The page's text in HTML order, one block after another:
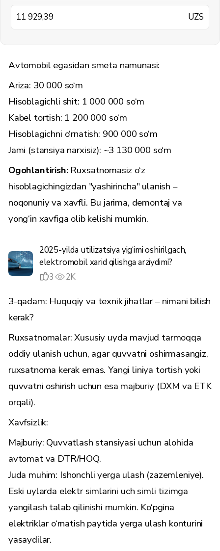
UZS
Avtomobil egasidan smeta namunasi:
Ariza: 30 000 so‘m
Hisoblagichli shit: 1 000 000 so‘m
Kabel tortish: 1 200 000 so‘m
Hisoblagichni o‘rnatish: 900 000 so‘m
Jami (stansiya narxisiz): ~3 130 000 so‘m
Ogohlantirish: Ruxsatnomasiz o‘z
hisoblagichingizdan "yashirincha" ulanish –
noqonuniy va xavfli. Bu jarima, demontaj va
yong‘in xavfiga olib kelishi mumkin.
2025-yilda utilizatsiya yig‘imi oshirilgach,
elektromobil xarid qilishga arziydimi?
3
2K
3-qadam: Huquqiy va texnik jihatlar – nimani bilish
kerak?
Ruxsatnomalar: Xususiy uyda mavjud tarmoqqa
oddiy ulanish uchun, agar quvvatni oshirmasangiz,
ruxsatnoma kerak emas. Yangi liniya tortish yoki
quvvatni oshirish uchun esa majburiy (DXM va ETK
orqali).
Xavfsizlik:
Majburiy: Quvvatlash stansiyasi uchun alohida
avtomat va DTR/HOQ.
Juda muhim: Ishonchli yerga ulash (zazemleniye).
Eski uylarda elektr simlarini uch simli tizimga
yangilash talab qilinishi mumkin. Ko‘pgina
elektriklar o‘rnatish paytida yerga ulash konturini
yasaydilar.